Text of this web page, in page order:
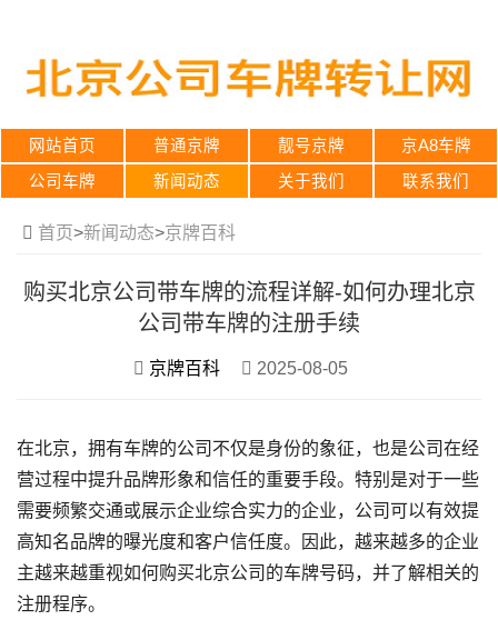
网站首页 普通京牌 靓号京牌
京A8车牌
公司车牌
新闻动态 关于我们 联系我们
首页>新闻动态>京牌百科
购买北京公司带车牌的流程详解-如何办理北京
公司带车牌的注册手续
京牌百科 2025-08-05
在北京，拥有车牌的公司不仅是身份的象征，也是公司在经
营过程中提升品牌形象和信任的重要手段。特别是对于一些
需要频繁交通或展示企业综合实力的企业，公司可以有效提
高知名品牌的曝光度和客户信任度。因此，越来越多的企业
主越来越重视如何购买北京公司的车牌号码，并了解相关的
注册程序。